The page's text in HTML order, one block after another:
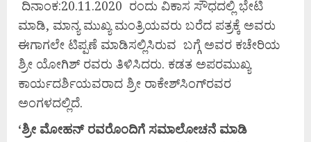
ದಿನಾಂಕ:20.11.2020 ರಂದು ವಿಕಾಸ ಸೌಧದಲ್ಲಿ ಭೇಟಿ
ಮಾಡಿ, ಮಾನ್ಯ ಮುಖ್ಯ ಮಂತ್ರಿಯವರು ಬರೆದ ಪತ್ರಕ್ಕೆ ಅವರು
ಈಗಾಗಲೇ ಟಿಪ್ಪಣೆ ಮಾಡಿಸಲ್ಲಿಸಿರುವ ಬಗ್ಗೆ ಅವರ ಕಚೇರಿಯ
ಶ್ರೀ ಯೋಗಿಶ್ ರವರು ತಿಳಿಸಿದರು. ಕಡತ ಅಪರಮುಖ್ಯ
ಕಾರ್ಯದರ್ಶಿಯವರಾದ ಶ್ರೀ ರಾಕೇಶ್‌ಸಿಂಗ್‌ರವರ
ಅಂಗಳದಲ್ಲಿದೆ.
‘ಶ್ರೀ ಮೋಹನ್ ರವರೊಂದಿಗೆ ಸಮಾಲೋಚನೆ ಮಾಡಿ